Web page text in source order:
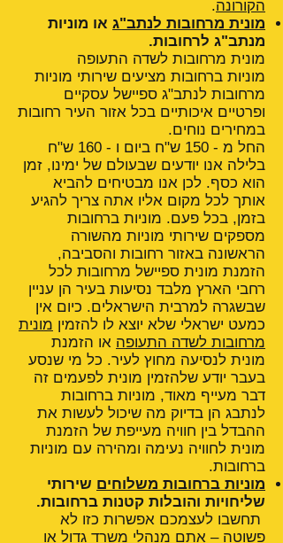
הקורונה.
מונית מרחובות לנתב"ג או מוניות
מנתב"ג לרחובות.
מונית מרחובות לשדה התעופה
מוניות ברחובות מציעים שירותי מוניות
מרחובות לנתב"ג ספיישל עסקיים
ופרטיים איכותיים בכל אזור העיר רחובות
במחירים נוחים.
החל מ - 150 ש"ח ביום ו - 160 ש"ח
בלילה אנו יודעים שבעולם של ימינו, זמן
הוא כסף. לכן אנו מבטיחים להביא
אותך לכל מקום אליו אתה צריך להגיע
בזמן, בכל פעם. מוניות ברחובות
מספקים שירותי מוניות מהשורה
הראשונה באזור רחובות והסביבה,
הזמנת מונית ספיישל מרחובות לכל
רחבי הארץ מלבד נסיעות בעיר הן עניין
שבשגרה למרבית הישראלים. כיום אין
כמעט ישראלי שלא יוצא לו להזמין מונית
מרחובות לשדה התעופה או הזמנת
מונית לנסיעה מחוץ לעיר. כל מי שנסע
בעבר יודע שלהזמין מונית לפעמים זה
דבר מעייף מאוד, מוניות ברחובות
לנתבג הן בדיוק מה שיכול לעשות את
ההבדל בין חוויה מעייפת של הזמנת
מונית לחוויה נעימה ומהירה עם מוניות
ברחובות.
מוניות ברחובות משלוחים שירותי
שליחויות והובלות קטנות ברחובות.
תחשבו לעצמכם אפשרות כזו לא
פשוטה – אתם מנהלי משרד גדול או